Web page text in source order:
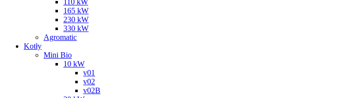
110 kW
165 kW
230 kW
330 kW
Agromatic
Kotły
Mini Bio
10 kW
v01
v02
v02B